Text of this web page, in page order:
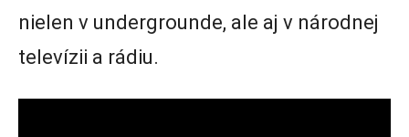
nielen v undergrounde, ale aj v národnej
televízii a rádiu.